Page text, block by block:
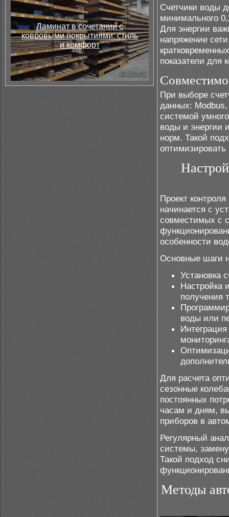
Ламинат в сочетании с
ковровыми покрытиями: стиль
и комфорт
Счетчики воды
минимального
Для энергии
напряжение
показатели для
При выборе
данных:
системой
воды и энергии
норм. Такой
оптимизировать
Проект
начинается с
совместимых с
особенности
Основные шаги
Установка
Настройка
получения
воды или
Для расчета
сезонные
постоянных
часам и дням,
приборов в
Регулярный
системы,
Такой подход
Методы